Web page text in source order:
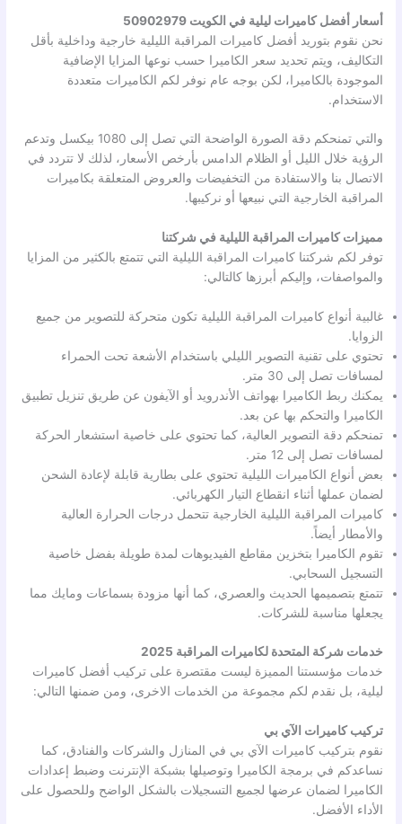
أسعار أفضل كاميرات ليلية في الكويت 50902979
نحن نقوم بتوريد أفضل كاميرات المراقبة الليلية خارجية وداخلية بأقل
التكاليف، ويتم تحديد سعر الكاميرا حسب نوعها المزايا الإضافية
الموجودة بالكاميرا، لكن بوجه عام نوفر لكم الكاميرات متعددة
الاستخدام.
والتي تمنحكم دقة الصورة الواضحة التي تصل إلى 1080 بيكسل وتدعم
الرؤية خلال الليل أو الظلام الدامس بأرخص الأسعار، لذلك لا تتردد في
الاتصال بنا والاستفادة من التخفيضات والعروض المتعلقة بكاميرات
المراقبة الخارجية التي نبيعها أو نركيبها.
مميزات كاميرات المراقبة الليلية في شركتنا
توفر لكم شركتنا كاميرات المراقبة الليلية التي تتمتع بالكثير من المزايا
والمواصفات، وإليكم أبرزها كالتالي:
غالبية أنواع كاميرات المراقبة الليلية تكون متحركة للتصوير من جميع
الزوايا.
تحتوي على تقنية التصوير الليلي باستخدام الأشعة تحت الحمراء
لمسافات تصل إلى 30 متر.
يمكنك ربط الكاميرا بهواتف الأندرويد أو الآيفون عن طريق تنزيل تطبيق
الكاميرا والتحكم بها عن بعد.
تمنحكم دقة التصوير العالية، كما تحتوي على خاصية استشعار الحركة
لمسافات تصل إلى 12 متر.
بعض أنواع الكاميرات الليلية تحتوي على بطارية قابلة لإعادة الشحن
لضمان عملها أثناء انقطاع التيار الكهربائي.
كاميرات المراقبة الليلية الخارجية تتحمل درجات الحرارة العالية
والأمطار أيضاً.
تقوم الكاميرا بتخزين مقاطع الفيديوهات لمدة طويلة بفضل خاصية
التسجيل السحابي.
تتمتع بتصميمها الحديث والعصري، كما أنها مزودة بسماعات ومايك مما
يجعلها مناسبة للشركات.
خدمات شركة المتحدة لكاميرات المراقبة 2025
خدمات مؤسستنا المميزة ليست مقتصرة على تركيب أفضل كاميرات
ليلية، بل نقدم لكم مجموعة من الخدمات الاخرى، ومن ضمنها التالي:
تركيب كاميرات الآي بي
نقوم بتركيب كاميرات الآي بي في المنازل والشركات والفنادق، كما
نساعدكم في برمجة الكاميرا وتوصيلها بشبكة الإنترنت وضبط إعدادات
الكاميرا لضمان عرضها لجميع التسجيلات بالشكل الواضح وللحصول على
الأداء الأفضل.